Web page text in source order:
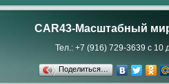
CAR43-Масштабный
Тел.: +7 (916) 729-3639 с 10
Поделиться…